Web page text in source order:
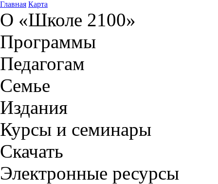
Главная Карта
О «Школе 2100»
Программы
Педагогам
Семье
Издания
Курсы и семинары
Скачать
Электронные ресурсы